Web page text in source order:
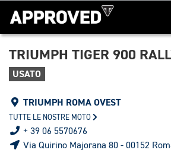
TRIUMPH TIGER 900
USATO
TRIUMPH ROMA OVEST
TUTTE LE NOSTRE MOTO
+ 39 06 5570676
Via Quirino Majorana 80 - 00152